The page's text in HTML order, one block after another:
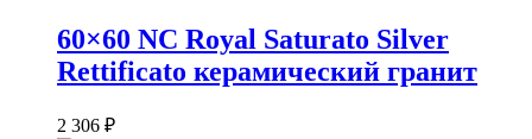
60×60 NC Royal Saturato Silver
Rettificato керамический гранит
2 306 ₽